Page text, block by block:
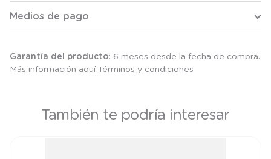
Medios de pago
Garantía del producto: 6 meses desde la fecha de compra.
Más información aquí Términos y condiciones
También te podría interesar